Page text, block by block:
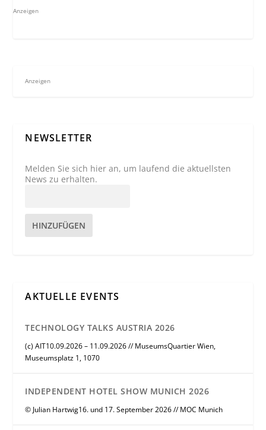
Anzeigen
Anzeigen
NEWSLETTER
Melden Sie sich hier an, um laufend die aktuellsten
News zu erhalten.
HINZUFÜGEN
AKTUELLE EVENTS
TECHNOLOGY TALKS AUSTRIA 2026
(c) AIT10.09.2026 – 11.09.2026 // MuseumsQuartier Wien,
Museumsplatz 1, 1070
INDEPENDENT HOTEL SHOW MUNICH 2026
© Julian Hartwig16. und 17. September 2026 // MOC Munich